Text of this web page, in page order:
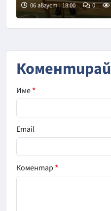
Снимка: БТА
06 август | 18:00 0
Коментирай
Име*
Email
Коментар*